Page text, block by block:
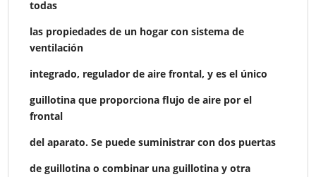
todas
las propiedades de un hogar con sistema de
ventilación
integrado, regulador de aire frontal, y es el único
guillotina que proporciona flujo de aire por el
frontal
del aparato. Se puede suministrar con dos puertas
de guillotina o combinar una guillotina y otra